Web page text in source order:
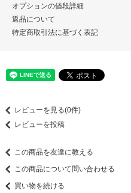
オプションの値段詳細
返品について
特定商取引法に基づく表記
レビューを見る(0件)
レビューを投稿
この商品を友達に教える
この商品について問い合わせる
買い物を続ける